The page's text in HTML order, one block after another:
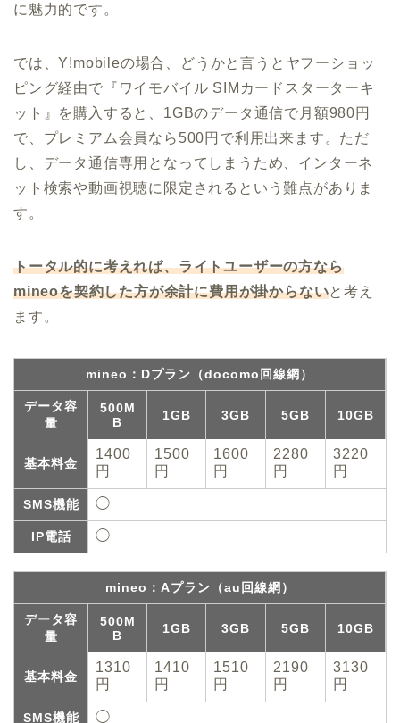
に魅力的です。
では、Y!mobileの場合、どうかと言うとヤフーショッ
ピング経由で『ワイモバイル SIMカードスターターキ
ット』を購入すると、1GBのデータ通信で月額980円
で、プレミアム会員なら500円で利用出来ます。ただ
し、データ通信専用となってしまうため、インターネ
ット検索や動画視聴に限定されるという難点がありま
す。
トータル的に考えれば、ライトユーザーの方なら
mineoを契約した方が余計に費用が掛からないと考え
ます。
mineo：Dプラン（docomo回線網）
データ容
量
500M
B
1GB 3GB 5GB 10GB
基本料金
1400
円
1500
円
1600
円
2280
円
3220
円
SMS機能 ◯
IP電話 ◯
mineo：Aプラン（au回線網）
データ容
量
500M
B
1GB 3GB 5GB 10GB
基本料金
1310
円
1410
円
1510
円
2190
円
3130
円
SMS機能 ◯